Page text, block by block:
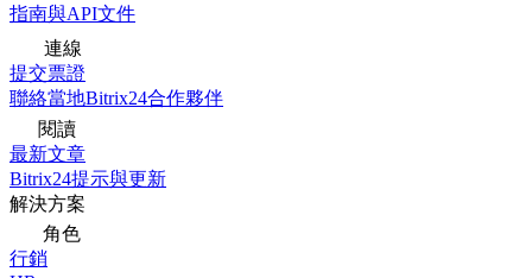
指南與API文件
連線
提交票證
聯絡當地Bitrix24合作夥伴
閱讀
最新文章
Bitrix24提示與更新
解決方案
角色
行銷